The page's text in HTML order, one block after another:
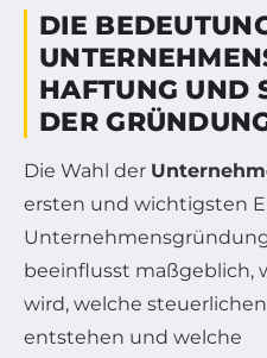
DIE
HAFTUNG UND
DER
Die Wahl der
ersten und wichtigsten
beeinflusst maßgeblich,
wird, welche
entstehen und welche